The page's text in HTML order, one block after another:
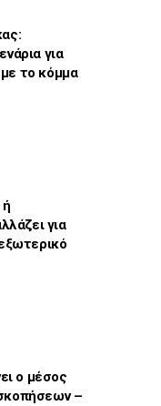
για
το κόμμα
για
ο μέσος
–